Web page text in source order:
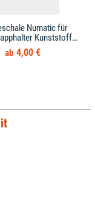
Numatic für
Kunststoff
schwarz
4,00 €